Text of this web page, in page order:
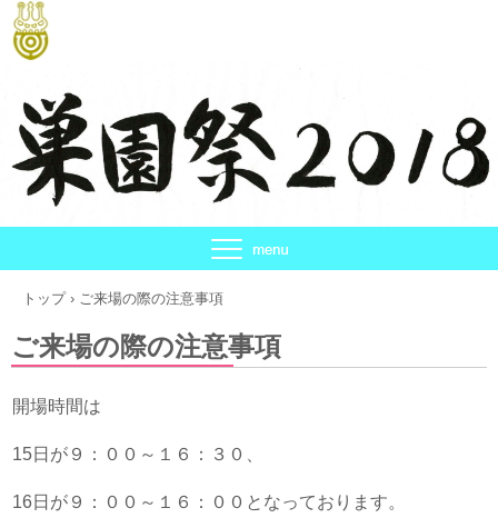
トップ › ご来場の際の注意事項
ご来場の際の注意事項
開場時間は
15日が９：００～１６：３０、
16日が９：００～１６：００となっております。